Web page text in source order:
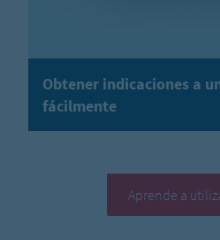
Obtener indicaciones a
fácilmente
Aprende a